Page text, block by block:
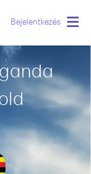
Bejelentkezés